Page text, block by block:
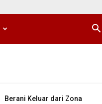
Berani Keluar dari Zona